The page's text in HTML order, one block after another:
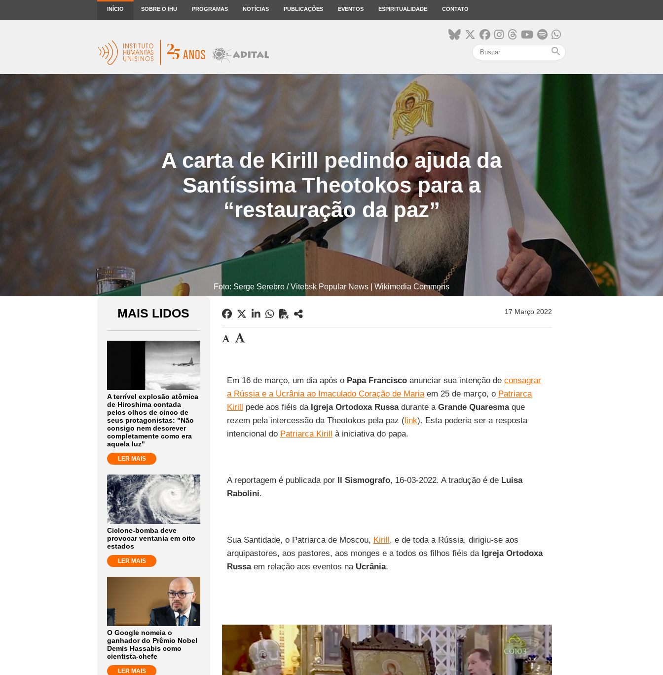
INÍCIO SOBRE O IHU PROGRAMAS NOTÍCIAS PUBLICAÇÕES EVENTOS ESPIRITUALIDADE CONTATO
search
A carta de Kirill pedindo ajuda da
Santíssima Theotokos para a
“restauração da paz”
Foto: Serge Serebro / Vitebsk Popular News | Wikimedia Commons
MAIS LIDOS
A terrível explosão atômica
de Hiroshima contada
pelos olhos de cinco de
seus protagonistas: "Não
consigo nem descrever
completamente como era
aquela luz"
LER MAIS
Ciclone-bomba deve
provocar ventania em oito
estados
LER MAIS
O Google nomeia o
ganhador do Prêmio Nobel
Demis Hassabis como
cientista-chefe
LER MAIS
17 Março 2022
Em 16 de março, um dia após o Papa Franciscoanunciar sua intenção de consagrar
a Rússia e a Ucrânia ao Imaculado Coração de Mariaem 25 de março, o Patriarca
Kirill pede aos fiéis da Igreja Ortodoxa Russadurante a Grande Quaresmaque
rezem pela intercessão da Theotokos pela paz (link). Esta poderia ser a resposta
intencional do Patriarca Kirill à iniciativa do papa.
A reportagem é publicada por Il Sismografo, 16-03-2022. A tradução é de Luisa
Rabolini.
Sua Santidade, o Patriarca de Moscou, Kirill, e de toda a Rússia, dirigiu-se aos
arquipastores, aos pastores, aos monges e a todos os filhos fiéis da Igreja Ortodoxa
Russaem relação aos eventos na Ucrânia.